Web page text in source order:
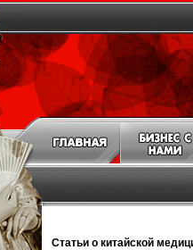
Статьи о китайской